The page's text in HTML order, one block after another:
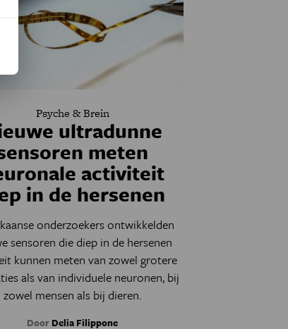
Psyche & Brein
ultradunne
meten
activiteit
in de hersenen
onderzoekers ontwikkelden
sensoren die diep in de hersenen
kunnen meten van zowel grotere
als van individuele neuronen, bij
zowel mensen als bij dieren.
Door Delia Filippone